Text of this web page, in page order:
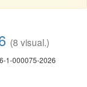
(8 visual.)
1-000075-2026